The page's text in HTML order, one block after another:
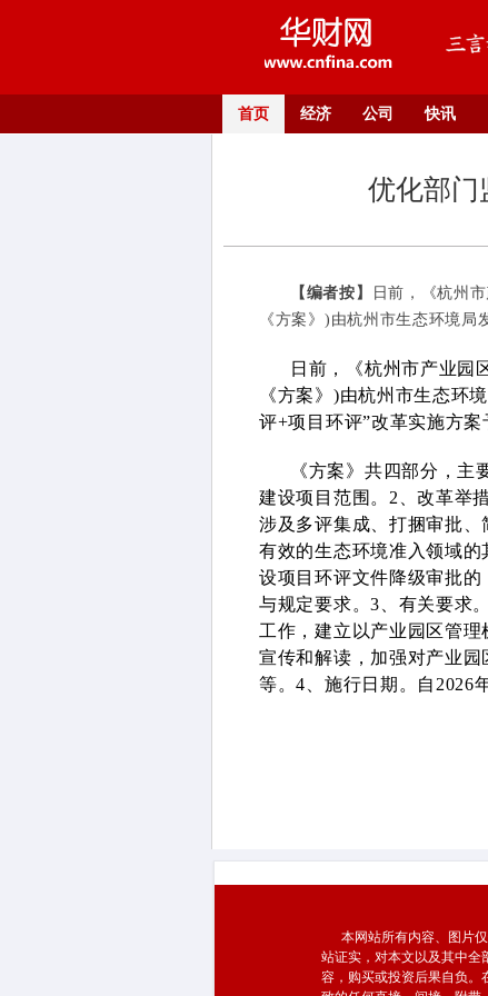
首页 经济 公司 快讯
优化部门
【编者按】
日前，《杭州
《方案》)由杭州市生态环境
日前，《杭州市产业园
《方案》)由杭州市生态环
评+项目环评”改革实施方案
《方案》共四部分，
建设项目范围。2、改革举
涉及多评集成、打捆审批
有效的生态环境准入领域
设项目环评文件降级审批
与规定要求。3、有关要求
工作，建立以产业园区管
宣传和解读，加强对产业
等。4、施行日期。自2026
本网站所有内容、图片仅
站证实，对本文以及其中全
容，购买或投资后果自负。